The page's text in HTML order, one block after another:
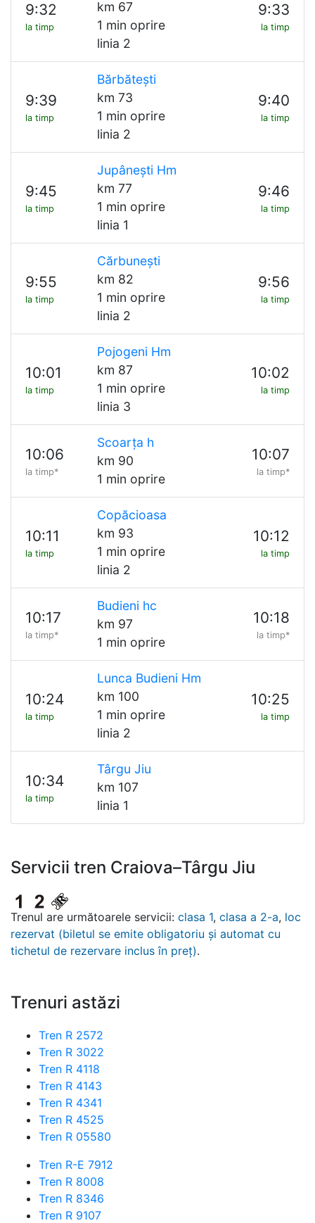
9:32
la timp
km 67
1 min oprire
linia 2
9:33
la timp
9:39
la timp
Bărbătești
km 73
1 min oprire
linia 2
9:40
la timp
9:45
la timp
Jupânești Hm
km 77
1 min oprire
linia 1
9:46
la timp
9:55
la timp
Cărbunești
km 82
1 min oprire
linia 2
9:56
la timp
10:01
la timp
Pojogeni Hm
km 87
1 min oprire
linia 3
10:02
la timp
10:06
la timp*
Scoarța h
km 90
1 min oprire
10:07
la timp*
10:11
la timp
Copăcioasa
km 93
1 min oprire
linia 2
10:12
la timp
10:17
la timp*
Budieni hc
km 97
1 min oprire
10:18
la timp*
10:24
la timp
Lunca Budieni Hm
km 100
1 min oprire
linia 2
10:25
la timp
10:34
la timp
Târgu Jiu
km 107
linia 1
Servicii tren Craiova–Târgu Jiu
Trenul are următoarele servicii: clasa 1, clasa a 2-a, loc
rezervat (biletul se emite obligatoriu și automat cu
tichetul de rezervare inclus în preț).
Trenuri astăzi
Tren R 2572
Tren R 3022
Tren R 4118
Tren R 4143
Tren R 4341
Tren R 4525
Tren R 05580
Tren R-E 7912
Tren R 8008
Tren R 8346
Tren R 9107